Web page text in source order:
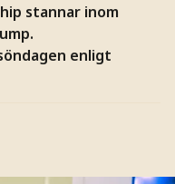
stannar inom
enligt